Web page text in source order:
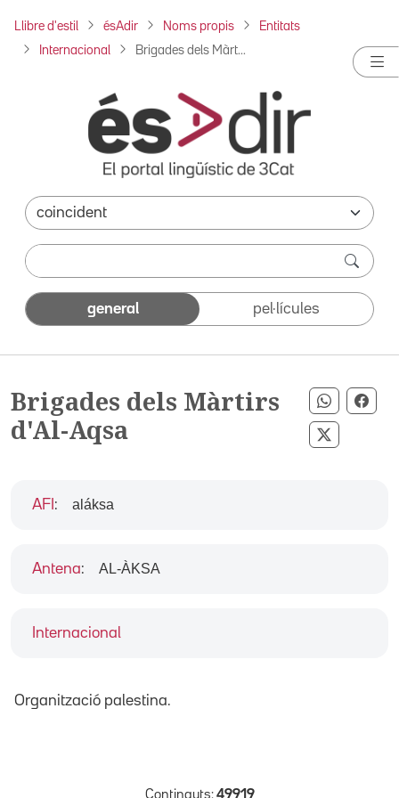
Llibre d'estil ésAdir Noms propis Entitats
Internacional Brigades dels Màrt...
general pel·lícules
Brigades dels Màrtirs
d'Al-Aqsa
Internacional
AFI : aláksa
Antena: AL-ÀKSA
Organització palestina.
Continguts: 49919